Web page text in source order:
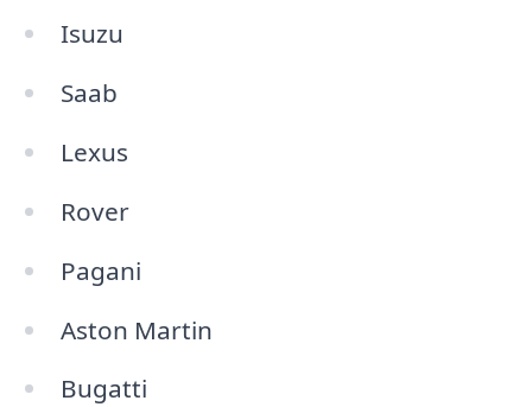
Isuzu
Saab
Lexus
Rover
Pagani
Aston Martin
Bugatti